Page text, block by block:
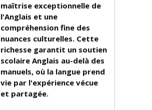
maîtrise exceptionnelle de
l'Anglais et une
compréhension fine des
nuances culturelles. Cette
richesse garantit un soutien
scolaire Anglais au-delà des
manuels, où la langue prend
vie par l'expérience vécue
et partagée.